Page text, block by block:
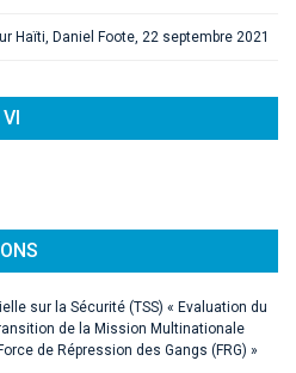
Haïti, Daniel Foote, 22 septembre 2021
sur la Sécurité (TSS) « Evaluation du
de la Mission Multinationale
de Répression des Gangs (FRG) »